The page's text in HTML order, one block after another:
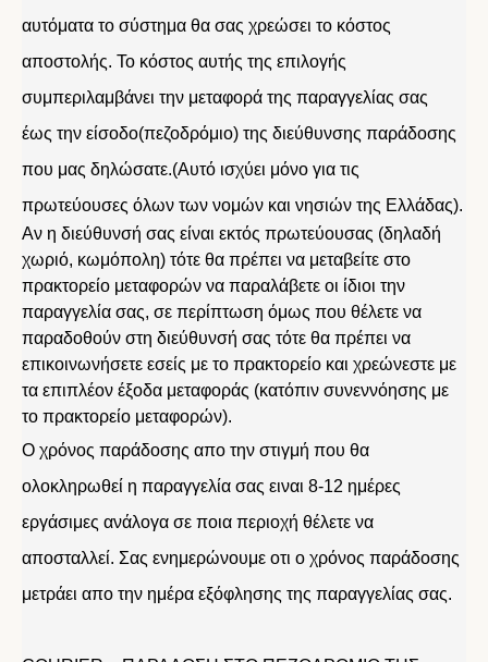
αυτόματα το σύστημα θα σας χρεώσει το κόστος
αποστολής. Το κόστος αυτής της επιλογής
συμπεριλαμβάνει την μεταφορά της παραγγελίας σας
έως την είσοδο(πεζοδρόμιο) της διεύθυνσης παράδοσης
που μας δηλώσατε.(Αυτό ισχύει μόνο για τις
πρωτεύουσες όλων των νομών και νησιών της Ελλάδας).
Αν η διεύθυνσή σας είναι εκτός πρωτεύουσας (δηλαδή
χωριό, κωμόπολη) τότε θα πρέπει να μεταβείτε στο
πρακτορείο μεταφορών να παραλάβετε οι ίδιοι την
παραγγελία σας, σε περίπτωση όμως που θέλετε να
παραδοθούν στη διεύθυνσή σας τότε θα πρέπει να
επικοινωνήσετε εσείς με το πρακτορείο και χρεώνεστε με
τα επιπλέον έξοδα μεταφοράς (κατόπιν συνεννόησης με
το πρακτορείο μεταφορών).
Ο χρόνος παράδοσης απο την στιγμή που θα
ολοκληρωθεί η παραγγελία σας ειναι 8-12 ημέρες
εργάσιμες ανάλογα σε ποια περιοχή θέλετε να
αποσταλλεί. Σας ενημερώνουμε οτι ο χρόνος παράδοσης
μετράει απο την ημέρα εξόφλησης της παραγγελίας σας.